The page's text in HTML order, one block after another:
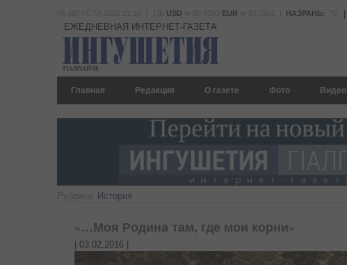
USD EUR НАЗРАНЬ:
ЕЖЕДНЕВНАЯ ИНТЕРНЕТ-ГАЗЕТА
Главная Редакция О газете Фото Видео
Рубрики: История
«…Моя Родина там, где мои корни»
03.02.2016